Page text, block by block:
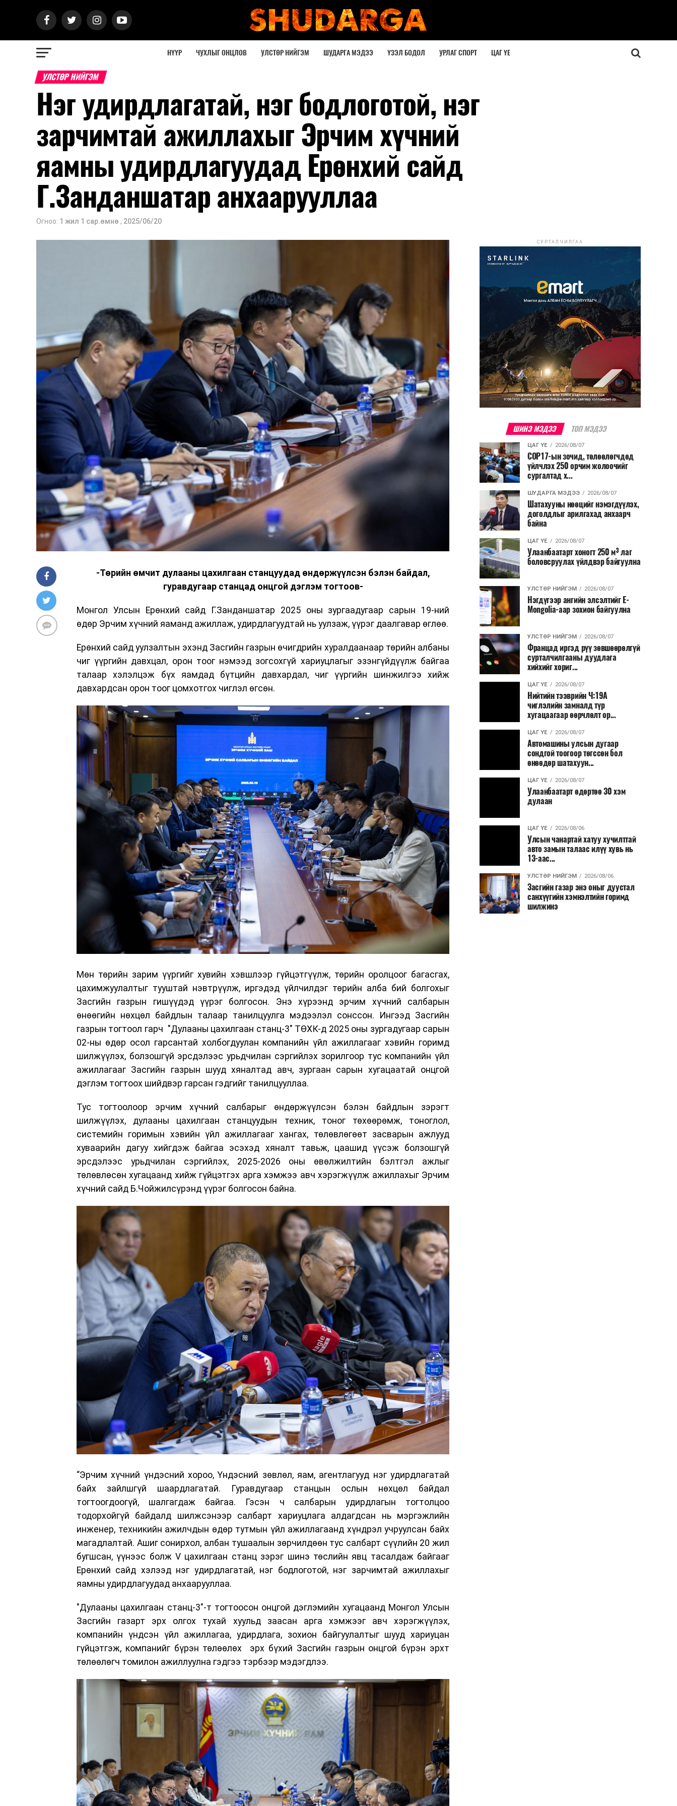
НҮҮР ЧУХЛЫГ ОНЦЛОВ УЛСТӨР НИЙГЭМ ШУДАРГА МЭДЭЭ ҮЗЭЛ БОДОЛ УРЛАГ СПОРТ ЦАГ ҮЕ
УЛСТӨР НИЙГЭМ
Нэг удирдлагатай, нэг бодлоготой, нэг
зарчимтай ажиллахыг Эрчим хүчний
яамны удирдлагуудад Ерөнхий сайд
Г.Занданшатар анхаарууллаа
Огноо: 1 жил 1 сар.өмнө , 2025/06/20
-Төрийн өмчит дулааны цахилгаан станцуудад өндөржүүлсэн бэлэн байдал,
гуравдугаар станцад онцгой дэглэм тогтоов-
Монгол Улсын Ерөнхий сайд Г.Занданшатар 2025 оны зургаадугаар сарын 19-ний
өдөр Эрчим хүчний яаманд ажиллаж, удирдлагуудтай нь уулзаж, үүрэг даалгавар өглөө.
Ерөнхий сайд уулзалтын эхэнд Засгийн газрын өчигдрийн хуралдаанаар төрийн албаны
чиг үүргийн давхцал, орон тоог нэмээд зогсохгүй хариуцлагыг эзэнгүйдүүлж байгаа
талаар хэлэлцэж бүх яамдад бүтцийн давхардал, чиг үүргийн шинжилгээ хийж
давхардсан орон тоог цомхотгох чиглэл өгсөн.
Мөн төрийн зарим үүргийг хувийн хэвшлээр гүйцэтгүүлж, төрийн оролцоог багасгах,
цахимжуулалтыг тууштай нэвтрүүлж, иргэдэд үйлчилдэг төрийн алба бий болгохыг
Засгийн газрын гишүүдэд үүрэг болгосон. Энэ хүрээнд эрчим хүчний салбарын
өнөөгийн нөхцөл байдлын талаар танилцуулга мэдээлэл сонссон. Ингээд Засгийн
газрын тогтоол гарч "Дулааны цахилгаан станц-3" ТӨХК-д 2025 оны зургадугаар сарын
02-ны өдөр осол гарсантай холбогдуулан компанийн үйл ажиллагааг хэвийн горимд
шилжүүлэх, болзошгүй эрсдэлээс урьдчилан сэргийлэх зорилгоор тус компанийн үйл
ажиллагааг Засгийн газрын шууд хяналтад авч, зургаан сарын хугацаатай онцгой
дэглэм тогтоох шийдвэр гарсан гэдгийг танилцууллаа.
Тус тогтоолоор эрчим хүчний салбарыг өндөржүүлсэн бэлэн байдлын зэрэгт
шилжүүлэх, дулааны цахилгаан станцуудын техник, тоног төхөөрөмж, тоноглол,
системийн горимын хэвийн үйл ажиллагааг хангах, төлөвлөгөөт засварын ажлууд
хуваарийн дагуу хийгдэж байгаа эсэхэд хяналт тавьж, цаашид үүсэж болзошгүй
эрсдэлээс урьдчилан сэргийлэх, 2025-2026 оны өвөлжилтийн бэлтгэл ажлыг
төлөвлөсөн хугацаанд хийж гүйцэтгэх арга хэмжээ авч хэрэгжүүлж ажиллахыг Эрчим
хүчний сайд Б.Чойжилсүрэнд үүрэг болгосон байна.
“Эрчим хүчний үндэсний хороо, Үндэсний зөвлөл, яам, агентлагууд нэг удирдлагатай
байх зайлшгүй шаардлагатай. Гуравдугаар станцын ослын нөхцөл байдал
тогтоогдоогүй, шалгагдаж байгаа. Гэсэн ч салбарын удирдлагын тогтолцоо
тодорхойгүй байдалд шилжсэнээр салбарт хариуцлага алдагдсан нь мэргэжлийн
инженер, техникийн ажилчдын өдөр тутмын үйл ажиллагаанд хүндрэл учруулсан байх
магадлалтай. Ашиг сонирхол, албан тушаалын зөрчилдөөн тус салбарт сүүлийн 20 жил
бугшсан, үүнээс болж V цахилгаан станц зэрэг шинэ төслийн явц тасалдаж байгааг
Ерөнхий сайд хэлээд нэг удирдлагатай, нэг бодлоготой, нэг зарчимтай ажиллахыг
яамны удирдлагуудад анхаарууллаа.
"Дулааны цахилгаан станц-3"-т тогтоосон онцгой дэглэмийн хугацаанд Монгол Улсын
Засгийн газарт эрх олгох тухай хуульд заасан арга хэмжээг авч хэрэгжүүлэх,
компанийн үндсэн үйл ажиллагаа, удирдлага, зохион байгуулалтыг шууд хариуцан
гүйцэтгэж, компанийг бүрэн төлөөлөх эрх бүхий Засгийн газрын онцгой бүрэн эрхт
төлөөлөгч томилон ажиллуулна гэдгээ тэрбээр мэдэгдлээ.
СУРТАЛЧИЛГАА
ШИНЭ МЭДЭЭ ТОП МЭДЭЭ
ЦАГ ҮЕ 2026/08/07
COP17-ын зочид, төлөөлөгчдөд
үйлчлэх 250 орчим жолоочийг
сургалтад х...
ШУДАРГА МЭДЭЭ 2026/08/07
Шатахууны нөөцийг нэмэгдүүлэх,
доголдлыг арилгахад анхаарч
байна
ЦАГ ҮЕ 2026/08/07
Улаанбаатарт хоногт 250 м³ лаг
боловсруулах үйлдвэр байгуулна
УЛСТӨР НИЙГЭМ 2026/08/07
Нэгдүгээр ангийн элсэлтийг E-
Mongolia-аар зохион байгуулна
УЛСТӨР НИЙГЭМ 2026/08/07
Францад иргэд рүү зөвшөөрөлгүй
сурталчилгааны дуудлага
хийхийг хориг...
ЦАГ ҮЕ 2026/08/07
Нийтийн тээврийн Ч:19А
чиглэлийн замналд түр
хугацаагаар өөрчлөлт ор...
ЦАГ ҮЕ 2026/08/07
Автомашины улсын дугаар
сондгой тоогоор төгссөн бол
өнөөдөр шатахуун...
ЦАГ ҮЕ 2026/08/07
Улаанбаатарт өдөртөө 30 хэм
дулаан
ЦАГ ҮЕ 2026/08/06
Улсын чанартай хатуу хучилттай
авто замын талаас илүү хувь нь
13-аас...
УЛСТӨР НИЙГЭМ 2026/08/06
Засгийн газар энэ оныг дуустал
санхүүгийн хэмнэлтийн горимд
шилжинэ